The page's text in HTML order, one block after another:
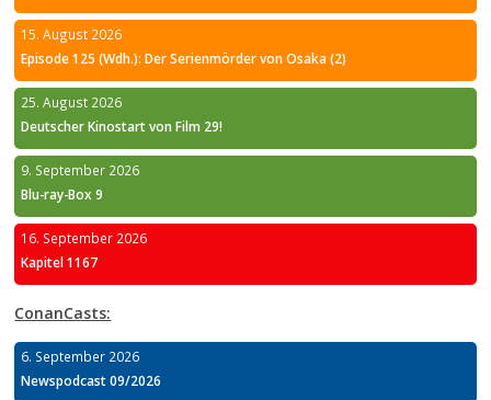
15. August 2026
Episode 125 (Wdh.): Der Serienmörder von Osaka (2)
25. August 2026
Deutscher Kinostart von Film 29!
9. September 2026
Blu-ray-Box 9
16. September 2026
Kapitel 1167
ConanCasts:
6. September 2026
Newspodcast 09/2026